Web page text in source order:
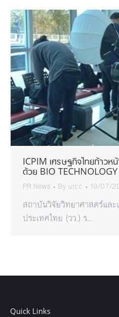
ICPIM เศรษฐกิจไทยก้าวห
ด้วย BIO TECHNOLOGY
PR News By utcc 19/07/
สถาบันวิจัยวิทยาศาสตร์และ
ประเทศไทย (วว.) ร…
Quick Links